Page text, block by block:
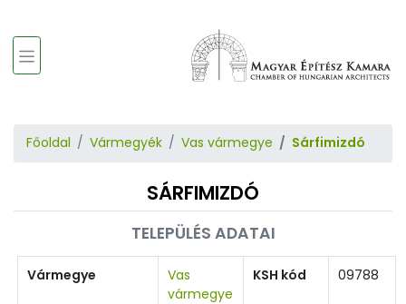
Főoldal Vármegyék Vas vármegye Sárfimizdó
SÁRFIMIZDÓ
TELEPÜLÉS ADATAI
Vármegye
Vas
vármegye
KSH kód 09788